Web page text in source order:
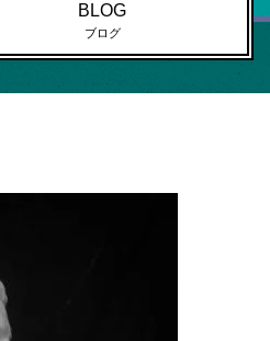
BLOG
ブログ